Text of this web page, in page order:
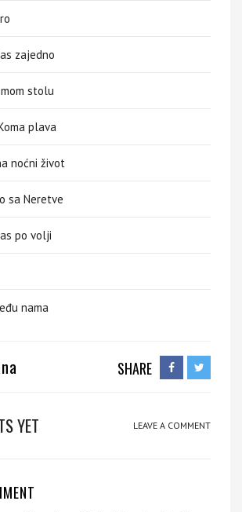
zajedno
stolu
plava
noćni život
sa Neretve
po volji
nama
SHARE
YET LEAVE A COMMENT